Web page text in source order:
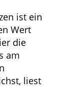
ist ein
Wert
die
am
liest